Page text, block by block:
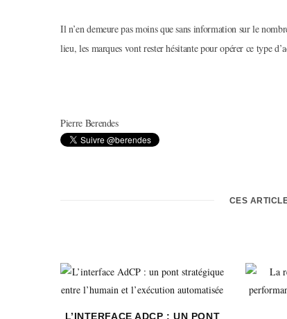
Il n’en demeure pas moins que sans information sur le
lieu, les marques vont rester hésitante pour opérer ce type
Pierre Berendes
CES
L’INTERFACE ADCP : UN PONT